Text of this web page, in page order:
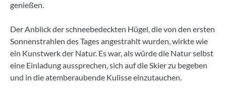
genießen.
Der Anblick der schneebedeckten Hügel, die von den ersten
Sonnenstrahlen des Tages angestrahlt wurden, wirkte wie
ein Kunstwerk der Natur. Es war, als würde die Natur selbst
eine Einladung aussprechen, sich auf die Skier zu begeben
und in die atemberaubende Kulisse einzutauchen.